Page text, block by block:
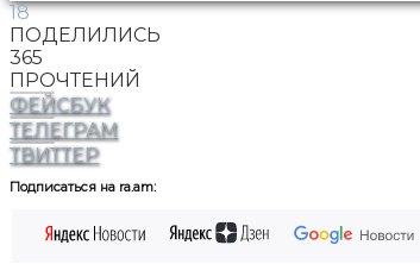
18
ПОДЕЛИЛИСЬ
365
ПРОЧТЕНИЙ
ФЕЙСБУК
ТЕЛЕГРАМ
ТВИТТЕР
Подписаться на ra.am: